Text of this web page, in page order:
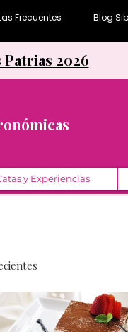
Frecuentes Blog
Patrias 2026
y Experiencias